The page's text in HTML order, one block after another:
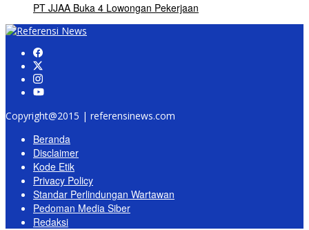
PT JJAA Buka 4 Lowongan Pekerjaan
Copyright@2015 | referensinews.com
Beranda
Disclaimer
Kode Etik
Privacy Policy
Standar Perlindungan Wartawan
Pedoman Media Siber
Redaksi